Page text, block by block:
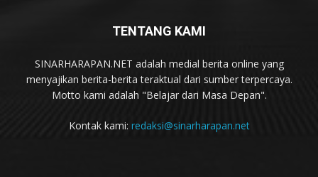
TENTANG KAMI
SINARHARAPAN.NET adalah medial berita online yang
menyajikan berita-berita teraktual dari sumber terpercaya.
Motto kami adalah "Belajar dari Masa Depan".
Kontak kami: redaksi@sinarharapan.net